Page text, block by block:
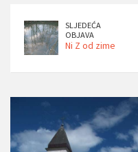
SLJEDEĆA
OBJAVA
Ni Z od zime